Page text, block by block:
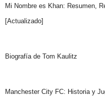
Mi Nombre es Khan: Resumen,
[Actualizado]
Biografía de Tom Kaulitz
Manchester City FC: Historia y